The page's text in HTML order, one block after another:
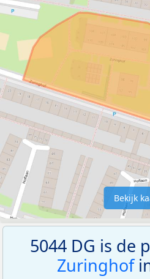
Bekijk
5044 DG is de
Zuringhof